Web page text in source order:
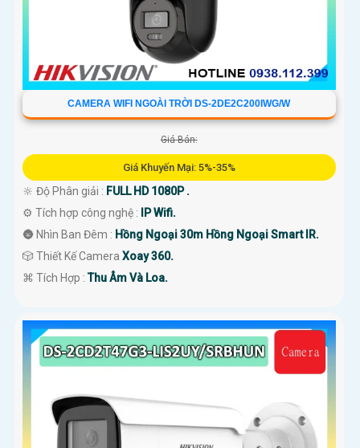
CAMERA WIFI NGOÀI TRỜI DS-2DE2C200IWG/W
Giá Bán:
Giá Khuyến Mại: 5%-35%
🔆 Độ Phân giải : FULL HD 1080P .
⚙ Tích hợp công nghệ : IP Wifi.
🌚 Nhìn Ban Đêm : Hồng Ngoại 30m Hồng Ngoại Smart IR.
🎲 Thiết Kế Camera Xoay 360.
️⌘ Tích Hợp :Thu Âm Và Loa.